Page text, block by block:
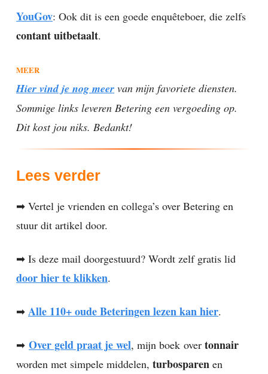
YouGov: Ook dit is een goede enquêteboer, die zelfs
contant uitbetaalt.
MEER
Hier vind je nog meer van mijn favoriete diensten.
Sommige links leveren Betering een vergoeding op.
Dit kost jou niks. Bedankt!
Lees verder
➡ Vertel je vrienden en collega’s over Betering en
stuur dit artikel door.
➡ Is deze mail doorgestuurd? Wordt zelf gratis lid
door hier te klikken.
➡ Alle 110+ oude Beteringen lezen kan hier.
➡ Over geld praat je wel, mijn boek over tonnair
worden met simpele middelen, turbosparen en